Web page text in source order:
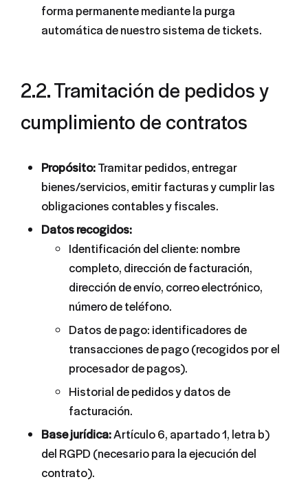
forma permanente mediante la purga
automática de nuestro sistema de tickets.
2.2. Tramitación de pedidos y
cumplimiento de contratos
Propósito:Tramitar pedidos, entregar
bienes/servicios, emitir facturas y cumplir las
obligaciones contables y fiscales.
Datos recogidos:
Identificación del cliente: nombre
completo, dirección de facturación,
dirección de envío, correo electrónico,
número de teléfono.
Datos de pago: identificadores de
transacciones de pago (recogidos por el
procesador de pagos).
Historial de pedidos y datos de
facturación.
Base jurídica:Artículo 6, apartado 1, letra b)
del RGPD (necesario para la ejecución del
contrato).